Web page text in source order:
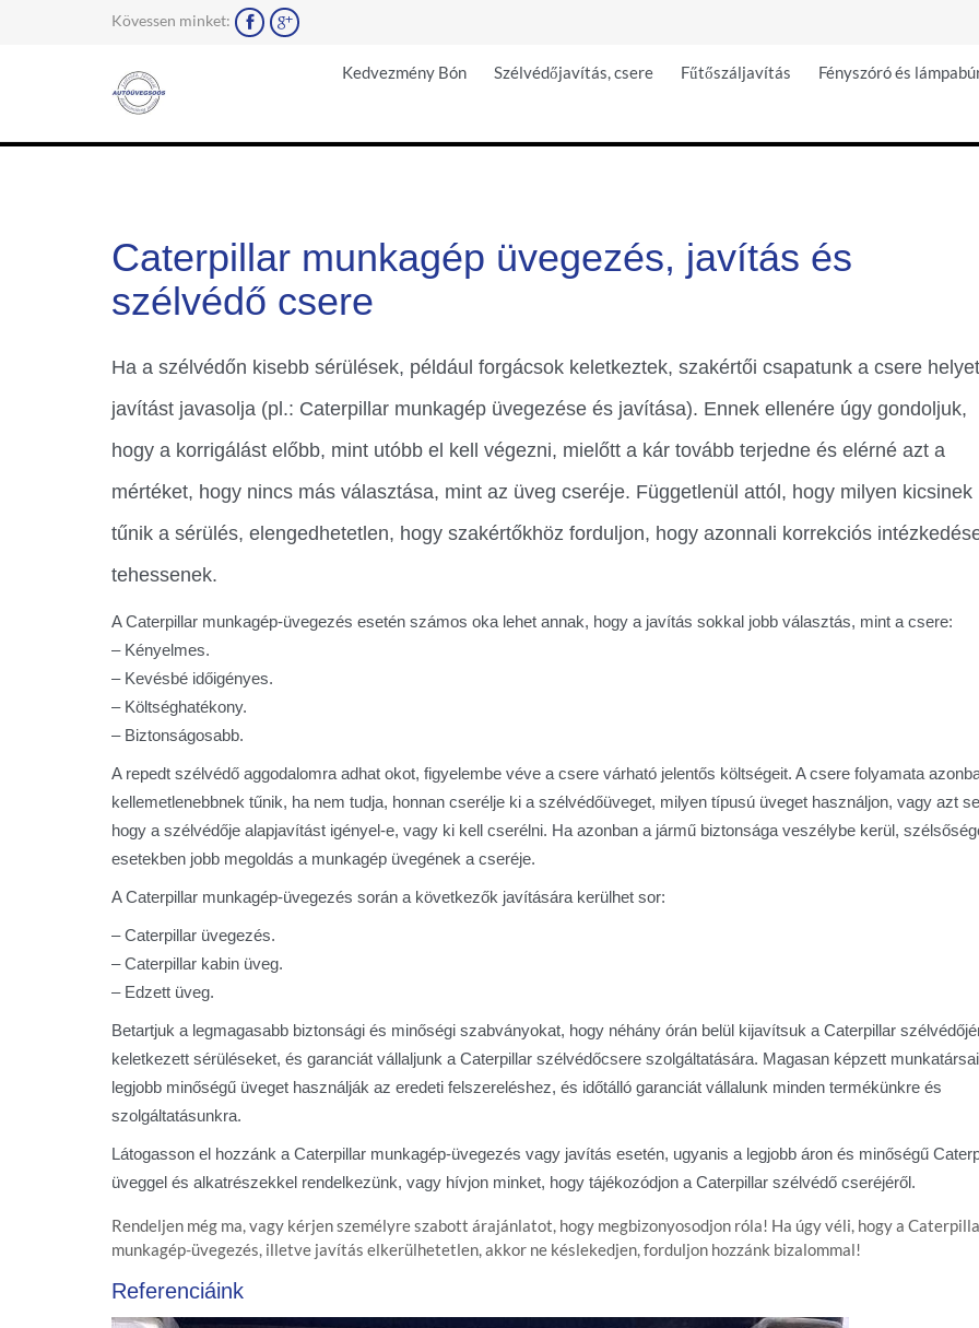
Kövessen minket:  
Kedvezmény Bón Szélvédőjavítás, csere Fűtőszáljavítás Fényszóró és
Caterpillar munkagép üvegezés, javítás és
szélvédő csere
Ha a szélvédőn kisebb sérülések, például forgácsok keletkeztek, szakértői csapatunk a csere
javítást javasolja (pl.: Caterpillar munkagép üvegezése és javítása). Ennek ellenére úgy gondoljuk,
hogy a korrigálást előbb, mint utóbb el kell végezni, mielőtt a kár tovább terjedne és elérné azt a
mértéket, hogy nincs más választása, mint az üveg cseréje. Függetlenül attól, hogy milyen kicsinek
tűnik a sérülés, elengedhetetlen, hogy szakértőkhöz forduljon, hogy azonnali korrekciós
tehessenek.
A Caterpillar munkagép-üvegezés esetén számos oka lehet annak, hogy a javítás sokkal jobb választás, mint a csere:
– Kényelmes.
– Kevésbé időigényes.
– Költséghatékony.
– Biztonságosabb.
A repedt szélvédő aggodalomra adhat okot, figyelembe véve a csere várható jelentős költségeit. A csere folyamata
kellemetlenebbnek tűnik, ha nem tudja, honnan cserélje ki a szélvédőüveget, milyen típusú üveget használjon, vagy azt
hogy a szélvédője alapjavítást igényel-e, vagy ki kell cserélni. Ha azonban a jármű biztonsága veszélybe kerül,
esetekben jobb megoldás a munkagép üvegének a cseréje.
A Caterpillar munkagép-üvegezés során a következők javítására kerülhet sor:
– Caterpillar üvegezés.
– Caterpillar kabin üveg.
– Edzett üveg.
Betartjuk a legmagasabb biztonsági és minőségi szabványokat, hogy néhány órán belül kijavítsuk a Caterpillar
keletkezett sérüléseket, és garanciát vállaljunk a Caterpillar szélvédőcsere szolgáltatására. Magasan képzett
legjobb minőségű üveget használják az eredeti felszereléshez, és időtálló garanciát vállalunk minden termékünkre és
szolgáltatásunkra.
Látogasson el hozzánk a Caterpillar munkagép-üvegezés vagy javítás esetén, ugyanis a legjobb áron és minőségű
üveggel és alkatrészekkel rendelkezünk, vagy hívjon minket, hogy tájékozódjon a Caterpillar szélvédő cseréjéről.
Rendeljen még ma, vagy kérjen személyre szabott árajánlatot, hogy megbizonyosodjon róla! Ha úgy véli, hogy a
munkagép-üvegezés, illetve javítás elkerülhetetlen, akkor ne késlekedjen, forduljon hozzánk bizalommal!
Referenciáink